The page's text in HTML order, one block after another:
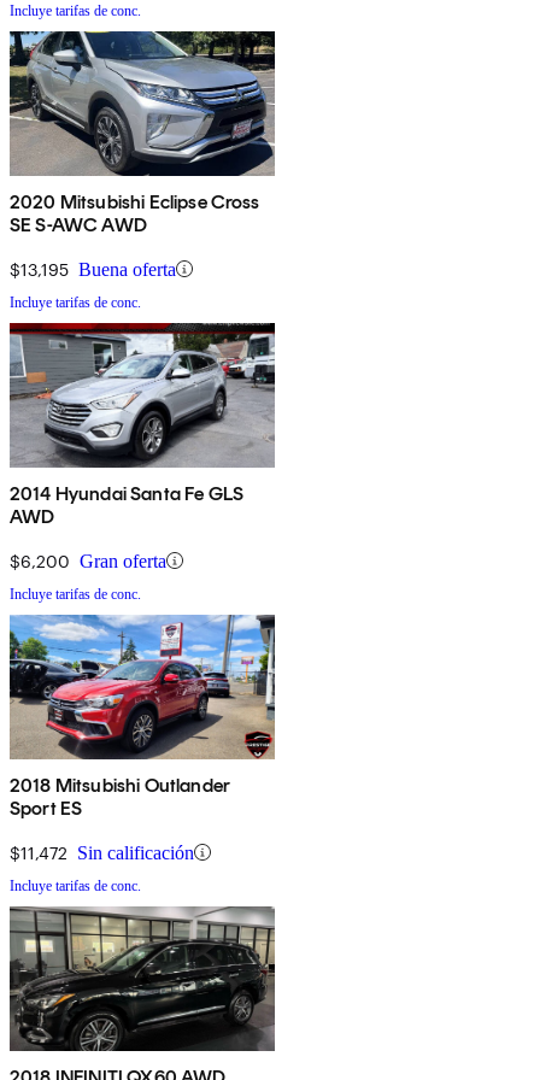
Incluye tarifas de conc.
2020 Mitsubishi Eclipse Cross
SE S-AWC AWD
$13,195 Buena oferta
Incluye tarifas de conc.
2014 Hyundai Santa Fe GLS
AWD
$6,200 Gran oferta
Incluye tarifas de conc.
2018 Mitsubishi Outlander
Sport ES
$11,472 Sin calificación
Incluye tarifas de conc.